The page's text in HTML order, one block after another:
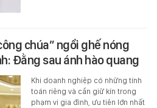
chúa” ngồi ghế nóng
Đằng sau ánh hào quang
Khi doanh nghiệp có những tính
toán riêng và cần giữ kín trong
phạm vi gia đình, ưu tiên lớn nhất